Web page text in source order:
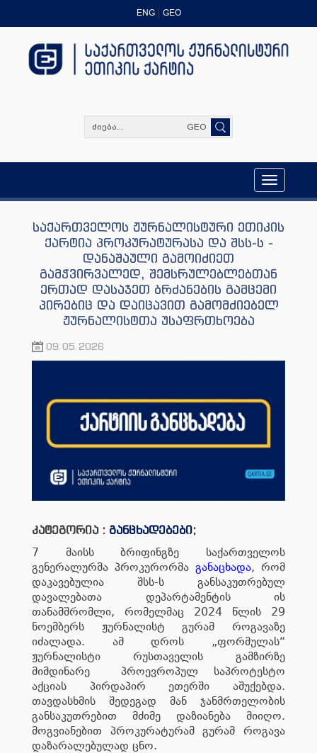
ENG GEO
GEO
Toggle
navigation
საქართველოს ჟურნალისტური ეთიკის
ქარტია პროკურატურასა და შსს-ს -
დანაშაული გამოიძიეთ
გამჭვირვალედ, შემსრულებლებთან
ერთად დასაჯეთ ბრძანების გამცემი
პირებიც და დაიცავით გამომძიებელ
ჟურნალისტთა უსაფრთხოება
09.05.2026
კატეგორია : განცხადებები;
7 მაისს ბრიფინგზე საქართველოს
გენერალურმა პროკურორმა განაცხადა, რომ
დაკავებულია შსს-ს განსაკუთრებულ
დავალებათა დეპარტამენტის ის
თანამშრომლი, რომელმაც 2024 წლის 29
ნოემბერს ჟურნალისტ გურამ როგავაზე
იძალადა. ამ დროს „ფორმულას“
ჟურნალისტი რუსთაველის გამზირზე
მიმდინარე პროევროპულ საპროტესტო
აქციას პირდაპირ ეთერში აშუქებდა.
თავდასხმის შედეგად მან ჯანმრთელობის
განსაკუთრებით მძიმე დაზიანება მიიღო.
მოგვიანებით პროკურატურამ გურამ როგავა
დაზარალებულად ცნო.